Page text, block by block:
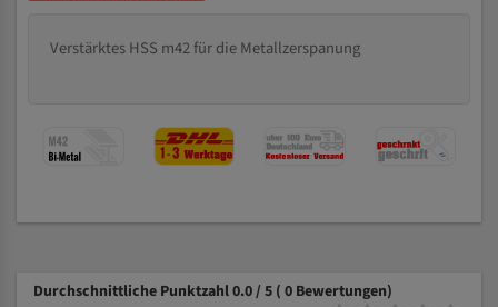
Verstärktes HSS m42 für die Metallzerspanung
Durchschnittliche Punktzahl 0.0 / 5 ( 0 Bewertungen)